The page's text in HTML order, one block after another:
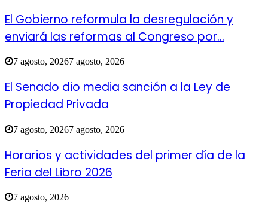
El Gobierno reformula la desregulación y
enviará las reformas al Congreso por...
7 agosto, 20267 agosto, 2026
El Senado dio media sanción a la Ley de
Propiedad Privada
7 agosto, 20267 agosto, 2026
Horarios y actividades del primer día de la
Feria del Libro 2026
7 agosto, 2026